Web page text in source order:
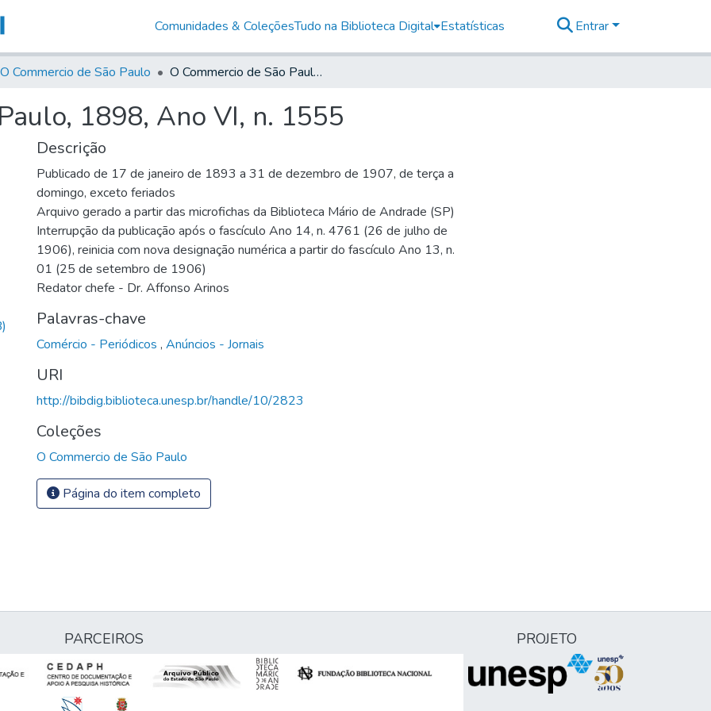
Comunidades & ColeçõesTudo na Biblioteca Digital Estatísticas Entrar
O Commercio de São Paulo O Commercio de São Paulo, 1898, Ano VI, n. 1555
1898, Ano VI, n. 1555
Descrição
Publicado de 17 de janeiro de 1893 a 31 de dezembro de 1907, de terça a
domingo, exceto feriados
Arquivo gerado a partir das microfichas da Biblioteca Mário de Andrade (SP)
Interrupção da publicação após o fascículo Ano 14, n. 4761 (26 de julho de
1906), reinicia com nova designação numérica a partir do fascículo Ano 13, n.
01 (25 de setembro de 1906)
Redator chefe - Dr. Affonso Arinos
Palavras-chave
Comércio - Periódicos , Anúncios - Jornais
URI
http://bibdig.biblioteca.unesp.br/handle/10/2823
Coleções
O Commercio de São Paulo
Página do item completo
PARCEIROS PROJETO